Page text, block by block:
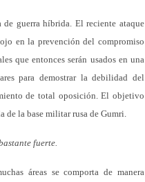
de guerra híbrida. El reciente ataque
en la prevención del compromiso
que entonces serán usados en una
para demostrar la debilidad del
de total oposición. El objetivo
de la base militar rusa de Gumri.
fuerte.
áreas se comporta de manera